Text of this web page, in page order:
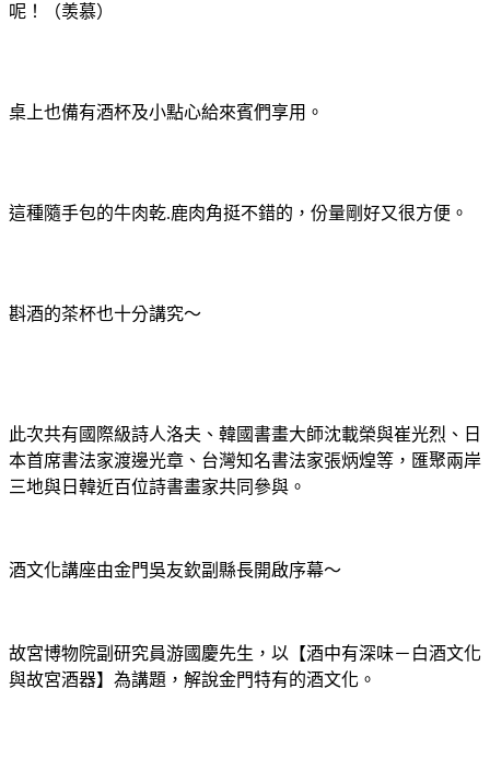
呢！（羡慕）
桌上也備有酒杯及小點心給來賓們享用。
這種隨手包的牛肉乾.鹿肉角挺不錯的，份量剛好又很方便。
斟酒的茶杯也十分講究～
此次共有國際級詩人洛夫、韓國書畫大師沈載榮與崔光烈、日
本首席書法家渡邊光章、台灣知名書法家張炳煌等，匯聚兩岸
三地與日韓近百位詩書畫家共同參與。
酒文化講座由金門吳友欽副縣長開啟序幕～
故宮博物院副研究員游國慶先生，以【酒中有深味－白酒文化
與故宮酒器】為講題，解說金門特有的酒文化。